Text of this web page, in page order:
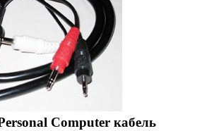
Computer кабель